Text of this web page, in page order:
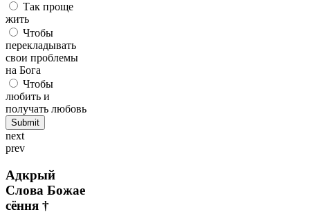
Так проще
жить
Чтобы
перекладывать
свои проблемы
на Бога
Чтобы
любить и
получать любовь
next
prev
Адкрый
Слова Божае
сёння †